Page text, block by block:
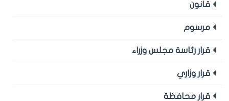
قانون
مرسوم
قرار رئاسة مجلس وزراء
قرار وزاري
قرار محافظة